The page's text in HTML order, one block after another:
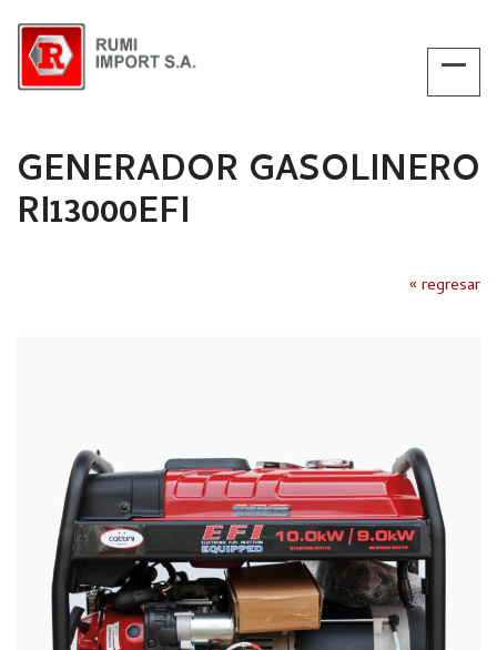
GENERADOR GASOLINERO
RI13000EFI
« regresar